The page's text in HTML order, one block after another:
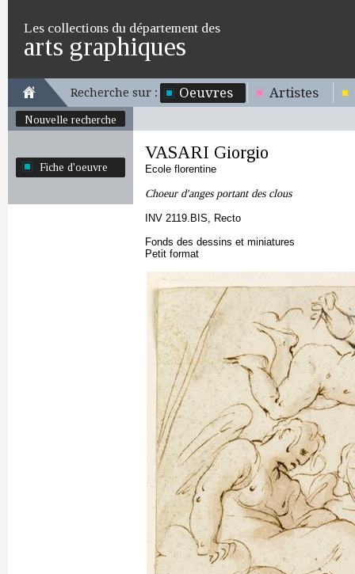
Les collections du département des
arts graphiques
Recherche sur : Oeuvres Artistes
Nouvelle recherche
Fiche d'oeuvre
VASARI Giorgio
Ecole florentine
Choeur d'anges portant des clous
INV 2119.BIS, Recto
Fonds des dessins et miniatures
Petit format